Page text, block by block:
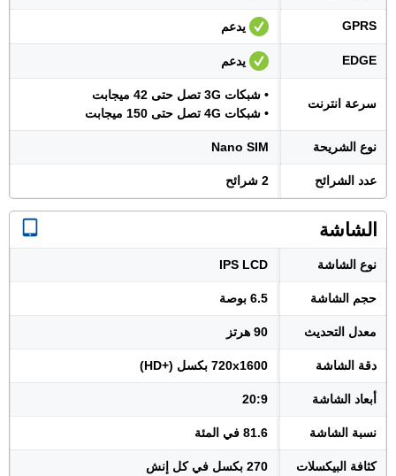
GPRS يدعم
EDGE يدعم
سرعة انترنت
• شبكات 3G تصل حتى 42 ميجابت
• شبكات 4G تصل حتى 150 ميجابت
نوع الشريحة Nano SIM
عدد الشرائح 2 شرائح
الشاشة
نوع الشاشة IPS LCD
حجم الشاشة 6.5 بوصة
معدل التحديث 90 هرتز
دقة الشاشة 720x1600 بكسل (+HD)
أبعاد الشاشة 20:9
نسبة الشاشة 81.6 في المئة
كثافة البيكسلات 270 بكسل في كل إنش